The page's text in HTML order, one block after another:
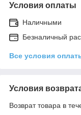
Условия оплаты
Наличными
Безналичный
Все условия
Условия
Возврат товара в